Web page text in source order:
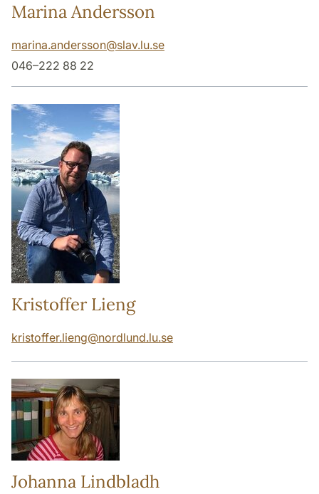
Marina Andersson
marina.andersson@slav.lu.se
046–222 88 22
Kristoffer Lieng
kristoffer.lieng@nordlund.lu.se
Johanna Lindbladh